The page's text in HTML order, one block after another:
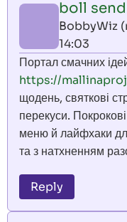
boll
BobbyWiz
14:03
Портал смачних
https://
щодень, святкові
перекуси. Покрокові
меню й лайфхаки
та з натхненням
Reply